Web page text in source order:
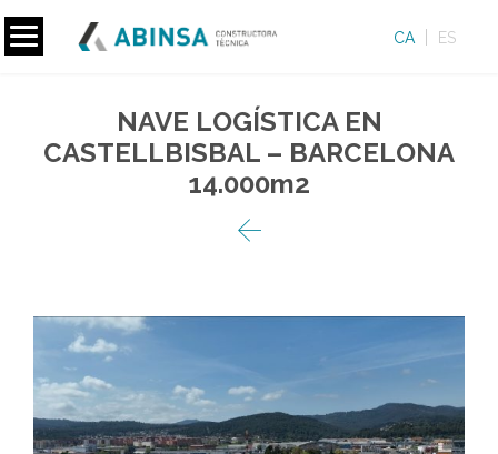
CA ES
NAVE LOGÍSTICA EN
CASTELLBISBAL – BARCELONA
14.000m2
